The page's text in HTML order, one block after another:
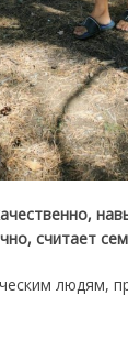
считает
людям,